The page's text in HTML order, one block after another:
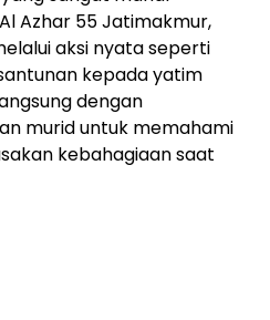
Azhar 55 Jatimakmur,
aksi nyata seperti
kepada yatim
dengan
murid untuk memahami
kebahagiaan saat